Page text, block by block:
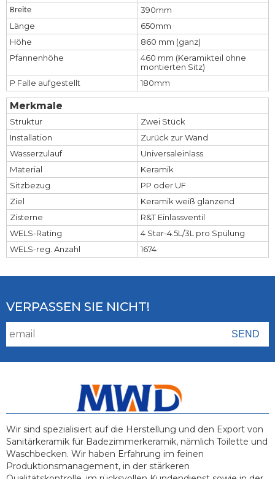
Breite
390mm
Länge
650mm
Höhe
860 mm (ganz)
Pfannenhöhe
460 mm (Keramikteil ohne
montierten Sitz)
P Falle aufgestellt
180mm
Merkmale
Struktur
Zwei Stück
Installation
Zurück zur Wand
Wasserzulauf
Universaleinlass
Material
Keramik
Sitzbezug
PP oder UF
Ziel
Keramik weiß glänzend
Zisterne
R&T Einlassventil
WELS-Rating
4 Star-4.5L/3L pro Spülung
WELS-reg. Anzahl
1674
VERPASSEN SIE NICHT!
Wir sind spezialisiert auf die Herstellung und den Export von
Sanitärkeramik für Badezimmerkeramik, nämlich Toilette und
Waschbecken. Wir haben Erfahrung im feinen
Produktionsmanagement, in der stärkeren